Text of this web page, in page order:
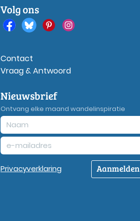
Volg ons
Contact
Vraag & Antwoord
Nieuwsbrief
Ontvang elke maand wandelinspiratie
Privacyverklaring Aanmelden